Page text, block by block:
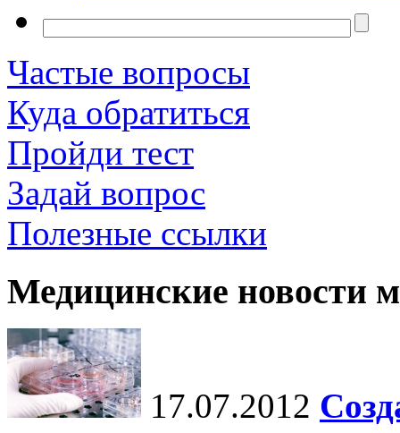
Частые вопросы
Куда обратиться
Пройди тест
Задай вопрос
Полезные ссылки
Медицинские новости
17.07.2012